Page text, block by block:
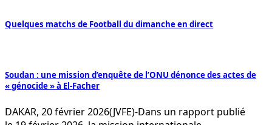
Quelques matchs de Football du dimanche en direct
Soudan : une mission d’enquête de l’ONU dénonce des actes de
« génocide » à El-Facher
DAKAR, 20 février 2026(JVFE)-Dans un rapport publié